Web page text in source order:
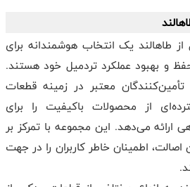
طاهالند یک انتخاب هوشمندانه برای
و بهبود عملکرد تردمیل خود هستند.
معتبر در زمینه قطعات
از محصولات باکیفیت را برای
ارائه می‌دهد. این مجموعه با تمرکز بر
اطمینان خاطر کاربران را در جهت